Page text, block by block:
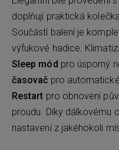
doplňují praktická
Součástí balení je
výfukové hadice.
Sleep mód pro úsporný
časovač pro
Restart pro obnovení
proudu. Díky dálkovému
nastavení z jakéhokoli